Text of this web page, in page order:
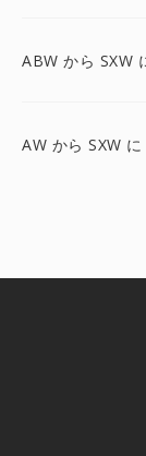
ABW から SXW
AW から SXW に